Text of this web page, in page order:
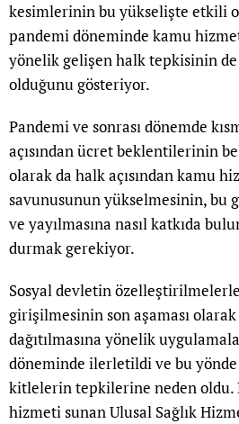
kesimlerinin bu yükselişte etkili
pandemi döneminde kamu
yönelik gelişen halk tepkisinin
olduğunu gösteriyor.
Pandemi ve sonrası dönemde
açısından ücret beklentilerinin
olarak da halk açısından kamu
savunusunun yükselmesinin, bu
ve yayılmasına nasıl katkıda
durmak gerekiyor.
Sosyal devletin
girişilmesinin son aşaması
dağıtılmasına yönelik
döneminde ilerletildi ve bu yönde
kitlelerin tepkilerine neden oldu.
hizmeti sunan Ulusal Sağlık